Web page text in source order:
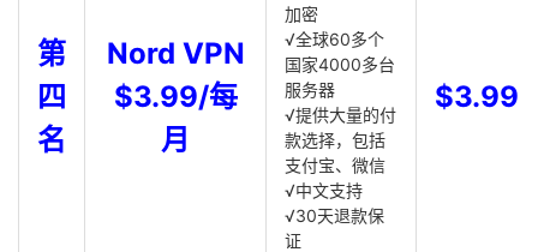
第
四
名
Nord VPN
$3.99/每
月
加密
√全球60多个
国家4000多台
服务器
√提供大量的付
款选择，包括
支付宝、微信
√中文支持
√30天退款保
证
$3.99